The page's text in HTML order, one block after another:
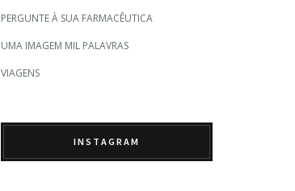
PERGUNTE À SUA FARMACÊUTICA
UMA IMAGEM MIL PALAVRAS
VIAGENS
INSTAGRAM